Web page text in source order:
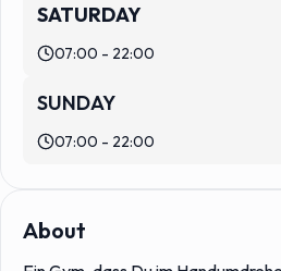
SATURDAY
07:00 - 22:00
SUNDAY
07:00 - 22:00
About